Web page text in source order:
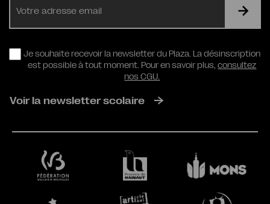
RGPD
Je souhaite recevoir la newsletter du Plaza. La désinscription
est possible à tout moment. Pour en savoir plus,consultez
nos CGU.
Voir la newsletter scolaire